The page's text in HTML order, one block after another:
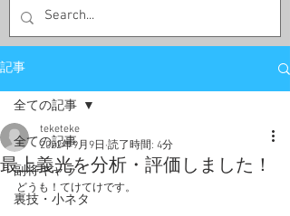
記事
全ての記事
副将キャラ
裏技・小ネタ
全ての記事
最上義光を分析・評価しました！
teketeke
2022年9月9日 読了時間: 4分
どうも！てけてけです。